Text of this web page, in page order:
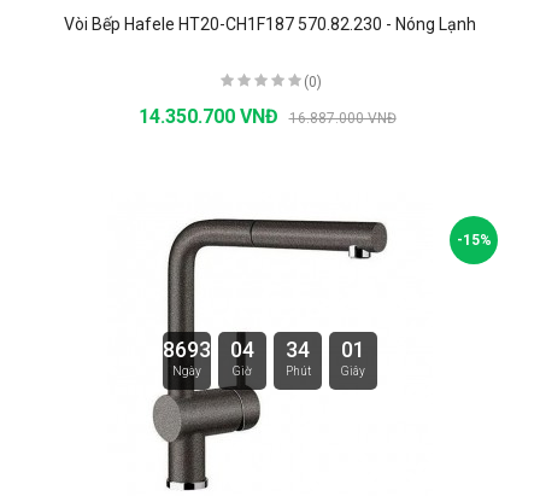
Vòi Bếp Hafele HT20-CH1F187 570.82.230 - Nóng Lạnh
(0)
14.350.700 VNĐ 16.887.000 VNĐ
8693
Ngày
04
Giờ
34
Phút
00
Giây
-15%